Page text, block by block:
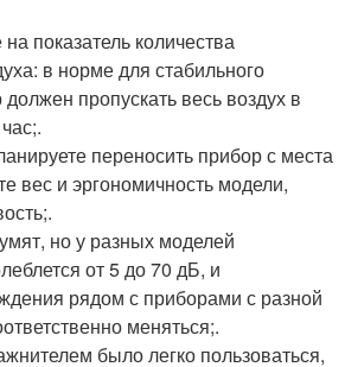
показатель количества
в норме для стабильного
пропускать весь воздух в
переносить прибор с места
вес и эргономичность модели,
но у разных моделей
от 5 до 70 дБ, и
рядом с приборами с разной
меняться;.
было легко пользоваться,